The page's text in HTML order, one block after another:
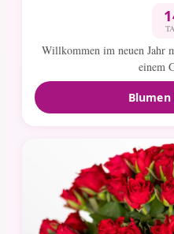
Willkommen im neuen Jahr
einem